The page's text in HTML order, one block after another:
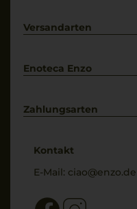
Kontakt
Versandarten
Enoteca Enzo
Bewertungs-Richtlinien
Zahlungsarten
Kontakt
E-Mail: ciao@enzo.de